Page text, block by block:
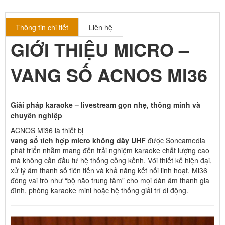
Thông tin chi tiết Liên hệ
GIỚI THIỆU MICRO –
VANG SỐ ACNOS MI36
Giải pháp karaoke – livestream gọn nhẹ, thông minh và
chuyên nghiệp
ACNOS Mi36 là thiết bị
vang số tích hợp micro không dây UHF được Soncamedia
phát triển nhằm mang đến trải nghiệm karaoke chất lượng cao
mà không cần đầu tư hệ thống cồng kềnh. Với thiết kế hiện đại,
xử lý âm thanh số tiên tiến và khả năng kết nối linh hoạt, Mi36
đóng vai trò như “bộ não trung tâm” cho mọi dàn âm thanh gia
đình, phòng karaoke mini hoặc hệ thống giải trí di động.